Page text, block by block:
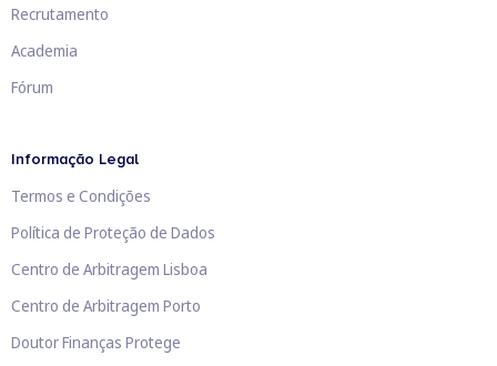
Recrutamento
Academia
Fórum
Informação Legal
Termos e Condições
Política de Proteção de Dados
Centro de Arbitragem Lisboa
Centro de Arbitragem Porto
Doutor Finanças Protege